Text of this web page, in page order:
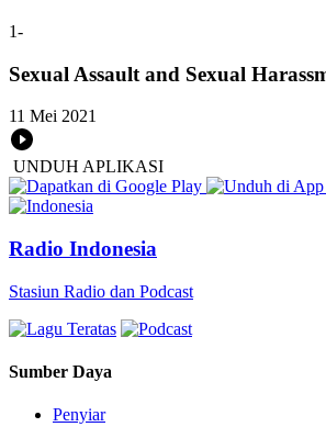
1-
Sexual Assault and Sexual
11 Mei 2021
UNDUH APLIKASI
Radio Indonesia
Stasiun Radio dan Podcast
Sumber Daya
Penyiar